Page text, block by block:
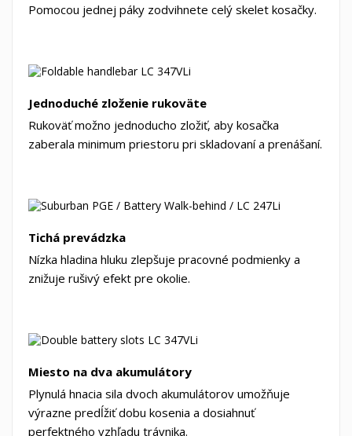
Pomocou jednej páky zodvihnete celý skelet kosačky.
Jednoduché zloženie rukoväte
Rukoväť možno jednoducho zložiť, aby kosačka
zaberala minimum priestoru pri skladovaní a prenášaní.
Tichá prevádzka
Nízka hladina hluku zlepšuje pracovné podmienky a
znižuje rušivý efekt pre okolie.
Miesto na dva akumulátory
Plynulá hnacia sila dvoch akumulátorov umožňuje
výrazne predĺžiť dobu kosenia a dosiahnuť
perfektného vzhľadu trávnika.